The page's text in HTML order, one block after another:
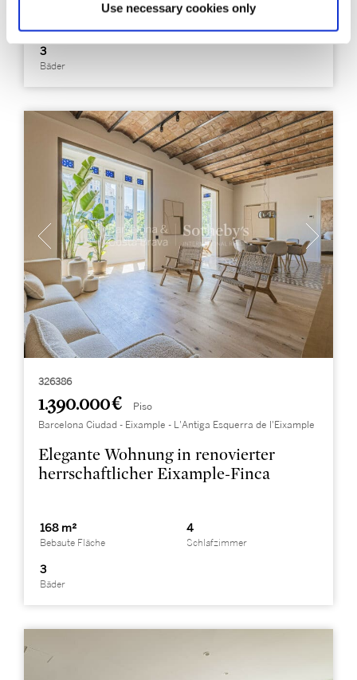
Use necessary cookies only
3
3
Bäder
326386
1.390.000 € Piso
Barcelona Ciudad - Eixample - L'Antiga Esquerra de l'Eixample
Elegante Wohnung in renovierter
herrschaftlicher Eixample-Finca
168 m²
Bebaute Fläche
4
Schlafzimmer
3
Bäder